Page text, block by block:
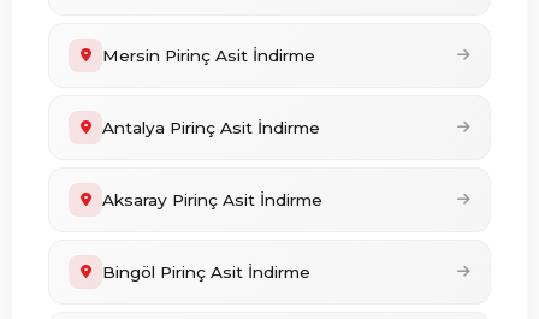
Mersin Pirinç Asit İndirme
Antalya Pirinç Asit İndirme
Aksaray Pirinç Asit İndirme
Bingöl Pirinç Asit İndirme